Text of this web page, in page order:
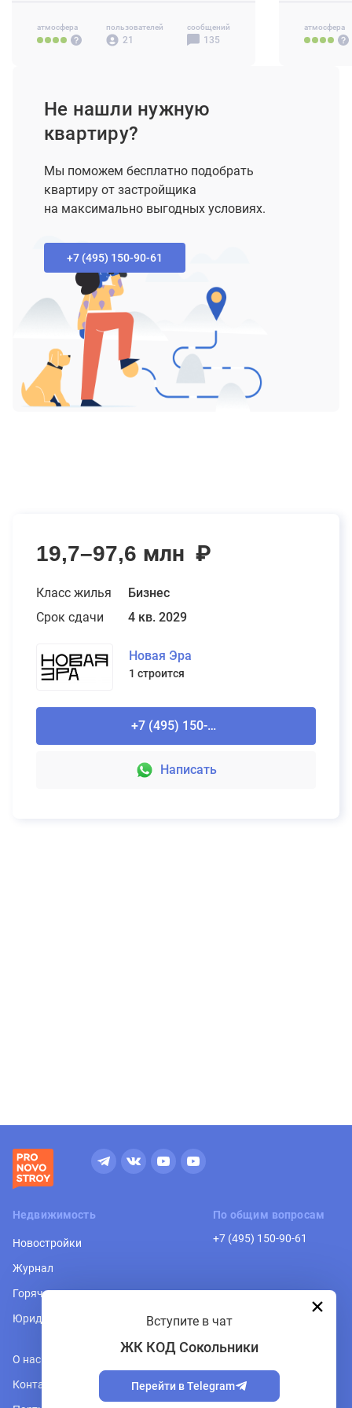
19,7–97,6 млн ₽
Класс жилья
Бизнес
Срок сдачи
4 кв. 2029
Новая Эра
1 строится
+7 (495) 150-90-61
Написать
атмосфера пользователей
21
сообщений
135
4-комн+
атмосфера
Не нашли нужную
квартиру?
Мы поможем бесплатно подобрать
квартиру от застройщика
на максимально выгодных условиях.
+7 (495) 150-90-61‬
Недвижимость
Новостройки
Журнал
Горячая линия
Юридическая консультация
По общим вопросам
+7 (495) 150-90-61
О нас
Контакты
Вступите в чат
ЖК КОД Сокольники
Перейти в Telegram